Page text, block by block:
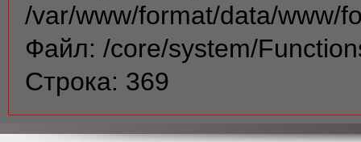
/var/www/format/data/www/
Файл: /core/system/
Строка: 369